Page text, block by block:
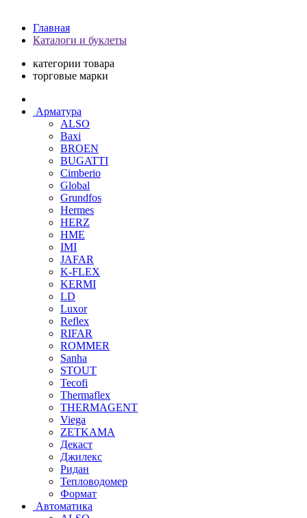
Главная
Каталоги и буклеты
категории товара
торговые марки
Арматура
ALSO
Baxi
BROEN
BUGATTI
Cimberio
Global
Grundfos
Hermes
HERZ
HME
IMI
JAFAR
K-FLEX
KERMI
LD
Luxor
Reflex
RIFAR
ROMMER
Sanha
STOUT
Tecofi
Thermaflex
THERMAGENT
Viega
ZETKAMA
Декаст
Джилекс
Ридан
Тепловодомер
Формат
Автоматика